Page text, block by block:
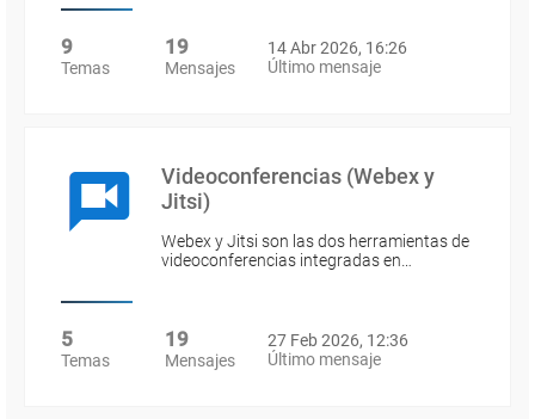
9
Temas
19
Mensajes
14 Abr 2026, 16:26
Último mensaje
Videoconferencias (Webex y
Jitsi)
Webex y Jitsi son las dos herramientas de
videoconferencias integradas en…
5
Temas
19
Mensajes
27 Feb 2026, 12:36
Último mensaje